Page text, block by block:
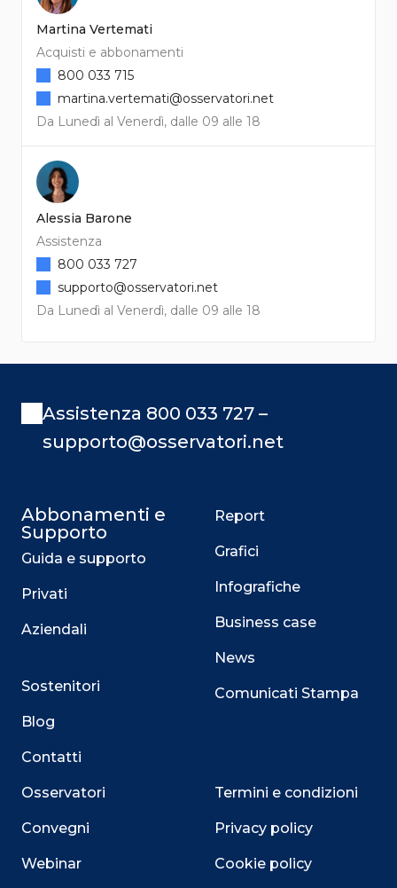
Martina Vertemati
Acquisti e abbonamenti
Da Lunedì al Venerdì, dalle 09 alle 18
800 033 715
martina.vertemati@osservatori.net
Alessia Barone
Assistenza
Da Lunedì al Venerdì, dalle 09 alle 18
800 033 727
supporto@osservatori.net
Assistenza 800 033 727 –
supporto@osservatori.net
Abbonamenti e
Supporto
Guida e supporto
Privati
Aziendali
Sostenitori
Blog
Contatti
Osservatori
Convegni
Webinar
Report
Grafici
Infografiche
Business case
News
Comunicati Stampa
Termini e condizioni
Privacy policy
Cookie policy